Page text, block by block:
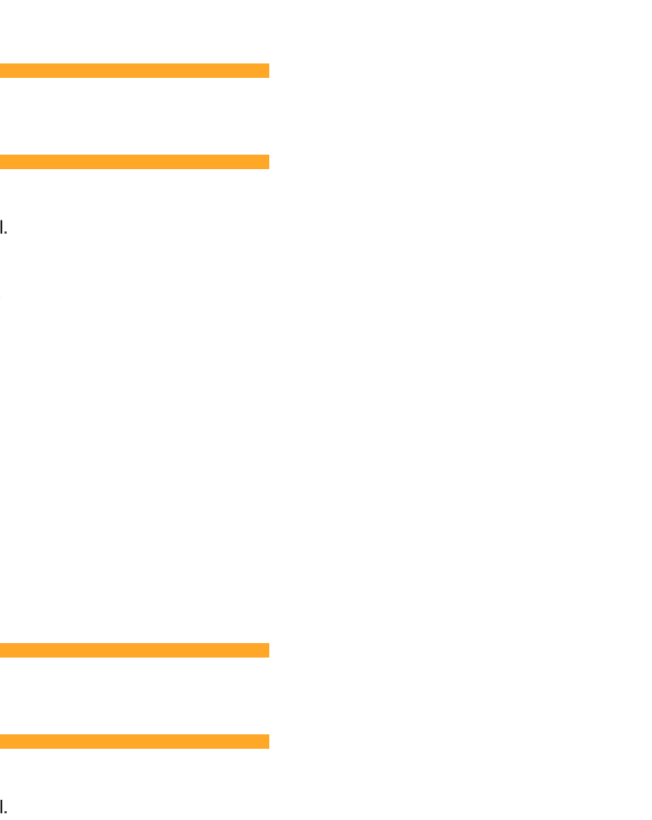
امام جمعه شهرستان ساوجبلاغ اظهارداشت : اربعین امسال سراسر حماسه خونخواهی و مرگ بر آمریکا و اسرائیل بود.
امام جمعه شهرستان ساوجبلاغ اظهارداشت : اربعین امسال سراسر حماسه خونخواهی و مرگ بر آمریکا و اسرائیل بود.